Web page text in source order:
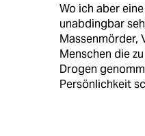
Wo ich aber
unabdingbar
Massenmörder,
Menschen die
Drogen
Persönlichkeit